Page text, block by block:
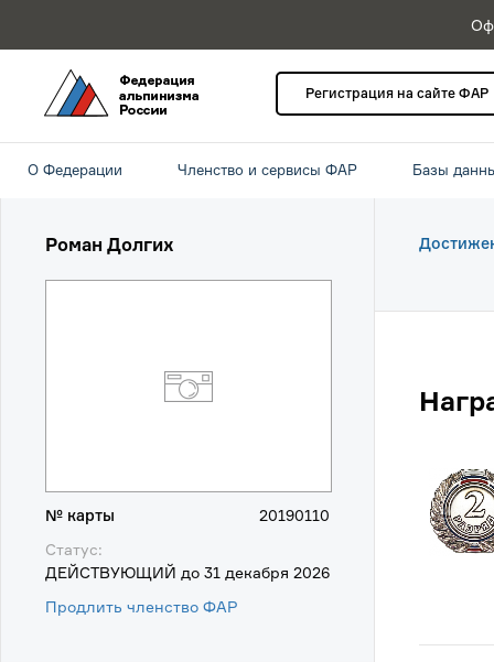
Регистрация на сайте ФАР
О Федерации Членство и сервисы ФАР Базы
Роман Долгих
№ карты
20190110
Статус:
ДЕЙСТВУЮЩИЙ до 31 декабря 2026
Продлить членство ФАР